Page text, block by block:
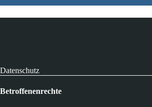
Datenschutz
Betroffenenrechte